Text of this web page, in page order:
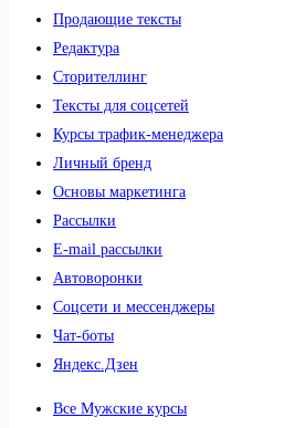
Продающие тексты
Редактура
Сторителлинг
Тексты для соцсетей
Курсы трафик-менеджера
Личный бренд
Основы маркетинга
Рассылки
E-mail рассылки
Автоворонки
Соцсети и мессенджеры
Чат-боты
Яндекс.Дзен
Все Мужские курсы